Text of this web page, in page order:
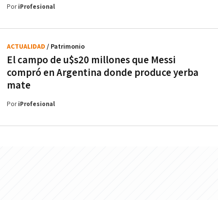
PoriProfesional
El campo de u$s20 millones que Messi
compró en Argentina donde produce yerba
mate
ACTUALIDAD / Patrimonio
PoriProfesional